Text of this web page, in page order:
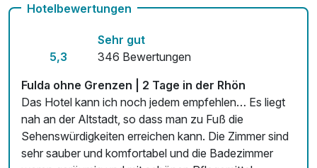
Mit Hotelbar
Hotelbewertungen
5,3
Sehr gut
346 Bewertungen
Fulda ohne Grenzen | 2 Tage in der Rhön
Das Hotel kann ich noch jedem empfehlen… Es liegt
nah an der Altstadt, so dass man zu Fuß die
Sehenswürdigkeiten erreichen kann. Die Zimmer sind
sehr sauber und komfortabel und die Badezimmer